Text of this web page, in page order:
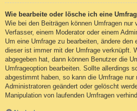
Wie bearbeite oder lösche ich eine
Wie bei den Beiträgen können Umfragen nur
Verfasser, einem Moderator oder einem
Um eine Umfrage zu bearbeiten, ändere den
dieser ist immer mit der Umfrage verknüpft.
abgegeben hat, dann können Benutzer die
Umfrageoption bearbeiten. Sollte allerdings
abgestimmt haben, so kann die Umfrage nur
Administratoren geändert oder gelöscht
Manipulation von laufenden Umfragen